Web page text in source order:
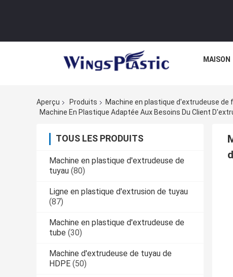
MAISON
Aperçu Produits
Machine en plastique d'extrudeuse de
Machine En Plastique Adaptée Aux Besoins Du Client
TOUS LES PRODUITS
Machine en plastique d'extrudeuse de
tuyau (80)
Ligne en plastique d'extrusion de tuyau
(87)
Machine en plastique d'extrudeuse de
tube (30)
Machine d'extrudeuse de tuyau de
HDPE (50)